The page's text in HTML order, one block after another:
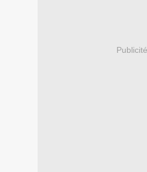
Publicité